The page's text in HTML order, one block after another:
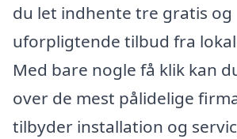
du let indhente tre gratis og
uforpligtende tilbud fra
Med bare nogle få klik kan
over de mest pålidelige
tilbyder installation og